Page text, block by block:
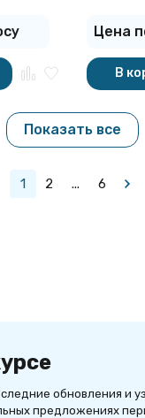
Цена
В
Показать все
1 2 ... 6
обновления и
предложениях